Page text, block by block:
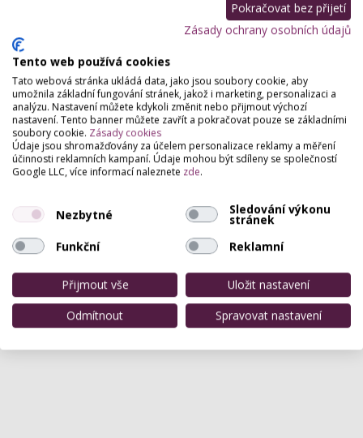
Pokračovat bez přijetí
Zásady ochrany osobních údajů
Tento web používá cookies
Tato webová stránka ukládá data, jako jsou soubory cookie, aby
umožnila základní fungování stránek, jakož i marketing, personalizaci a
analýzu. Nastavení můžete kdykoli změnit nebo přijmout výchozí
nastavení. Tento banner můžete zavřít a pokračovat pouze se základními
soubory cookie. Zásady cookies
Údaje jsou shromažďovány za účelem personalizace reklamy a měření
účinnosti reklamních kampaní. Údaje mohou být sdíleny se společností
Google LLC, více informací naleznete zde.
Nezbytné Sledování výkonu
stránek
Funkční
Reklamní
Přijmout vše
Uložit nastavení
Odmítnout
Spravovat nastavení